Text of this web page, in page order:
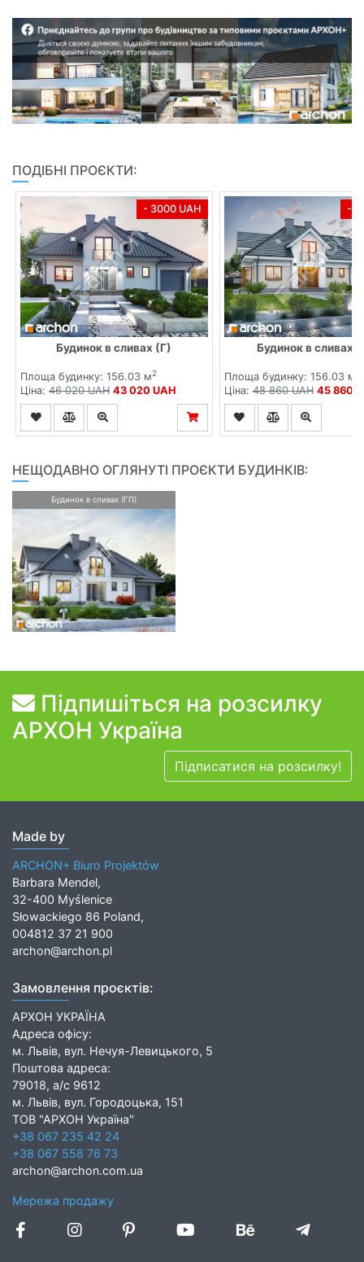
ПОДІБНІ ПРОЄКТИ:
- 3000 UAH
Будинок в сливах (Г)
Площа будинку: 156.03 м2
Ціна: 46 020 UAH 43 020 UAH
-
Будинок в сливах
Площа будинку: 156.03 м
Ціна:48 860 UAH 45 860
НЕЩОДАВНО ОГЛЯНУТІ ПРОЄКТИ БУДИНКІВ:
Будинок в сливах (ГП)
Підпишіться на розсилку
АРХОН Україна
Підписатися на розсилку!
Made by
ARCHON+ Biuro Projektów
Barbara Mendel,
32-400 Myślenice
Słowackiego 86 Poland,
004812 37 21 900
archon@archon.pl
Замовлення проєктів:
АРХОН УКРАЇНА
Адреса офісу:
м. Львів, вул. Нечуя-Левицького, 5
Поштова адреса:
79018, а/с 9612
м. Львів, вул. Городоцька, 151
ТОВ "АРХОН Україна"
+38 067 235 42 24
+38 067 558 76 73
archon@archon.com.ua
Мережа продажу